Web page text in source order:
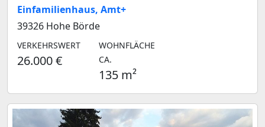
Einfamilienhaus, Amt+
39326 Hohe Börde
VERKEHRSWERT
26.000 €
WOHNFLÄCHE
CA.
135 m²